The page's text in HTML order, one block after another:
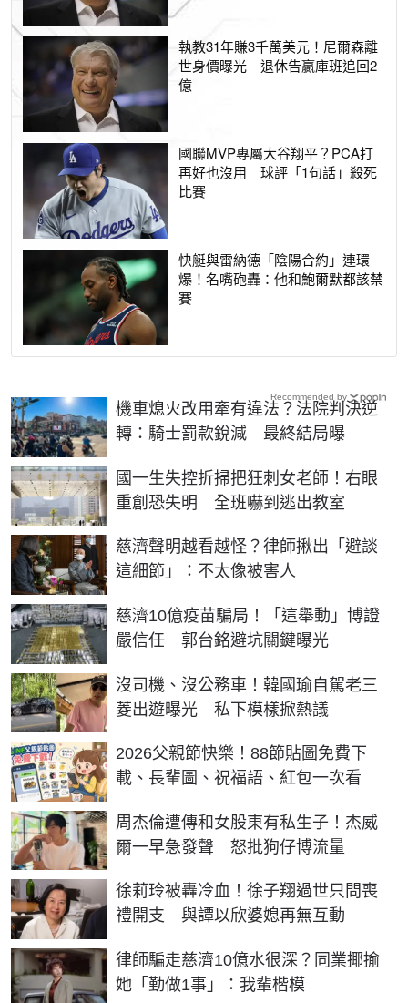
執教31年賺3千萬美元！尼爾森離
世身價曝光 退休告贏庫班追回2
億
國聯MVP專屬大谷翔平？PCA打
再好也沒用 球評「1句話」殺死
比賽
快艇與雷納德「陰陽合約」連環
爆！名嘴砲轟：他和鮑爾默都該禁
賽
機車熄火改用牽有違法？法院判決逆
轉：騎士罰款銳減 最終結局曝
國一生失控折掃把狂刺女老師！右眼
重創恐失明 全班嚇到逃出教室
慈濟聲明越看越怪？律師揪出「避談
這細節」：不太像被害人
慈濟10億疫苗騙局！「這舉動」博證
嚴信任 郭台銘避坑關鍵曝光
沒司機、沒公務車！韓國瑜自駕老三
菱出遊曝光 私下模樣掀熱議
2026父親節快樂！88節貼圖免費下
載、長輩圖、祝福語、紅包一次看
周杰倫遭傳和女股東有私生子！杰威
爾一早急發聲 怒批狗仔博流量
徐莉玲被轟冷血！徐子翔過世只問喪
禮開支 與譚以欣婆媳再無互動
律師騙走慈濟10億水很深？同業揶揄
她「勤做1事」：我輩楷模
Recommended by